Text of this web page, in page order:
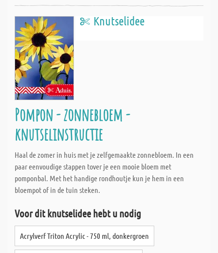
Knutselidee
Pompon - zonnebloem -
knutselinstructie
Haal de zomer in huis met je zelfgemaakte zonnebloem. In een
paar eenvoudige stappen tover je een mooie bloem met
pomponbal. Met het handige rondhoutje kun je hem in een
bloempot of in de tuin steken.
Voor dit knutselidee hebt u nodig
Acrylverf Triton Acrylic - 750 ml, donkergroen